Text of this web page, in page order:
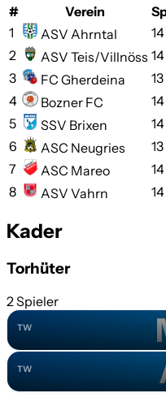
# Verein
1
ASV Ahrntal 14
2
ASV Teis/Villnöss 14
3
FC Gherdeina 13
4
Bozner FC 14
5
SSV Brixen 14
6
ASC Neugries 13
7
ASC Mareo 14
8
ASV Vahrn 14
Kader
Torhüter
2 Spieler
M. G.
TW
A. H.
TW